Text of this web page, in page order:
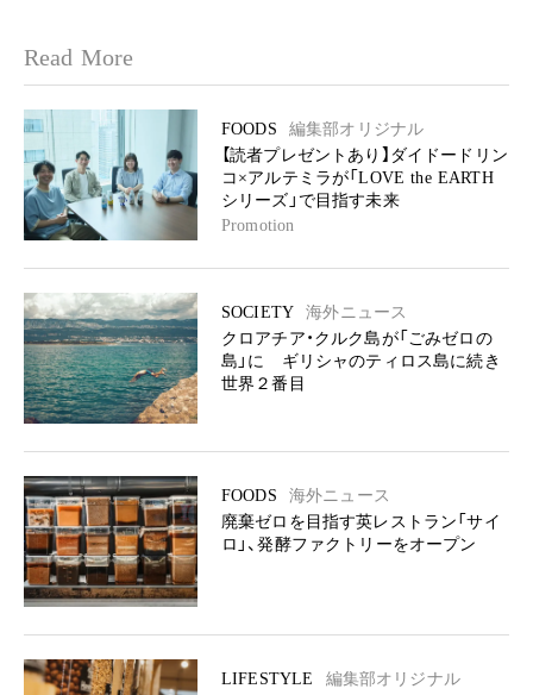
Read More
FOODS
編集部オリジナル
【読者プレゼントあり】ダイドードリン
コ×アルテミラが「LOVE the EARTH
シリーズ」で目指す未来
Promotion
SOCIETY
海外ニュース
クロアチア・クルク島が「ごみゼロの
島」に ギリシャのティロス島に続き
世界２番目
FOODS
海外ニュース
廃棄ゼロを目指す英レストラン「サイ
ロ」、発酵ファクトリーをオープン
LIFESTYLE
編集部オリジナル